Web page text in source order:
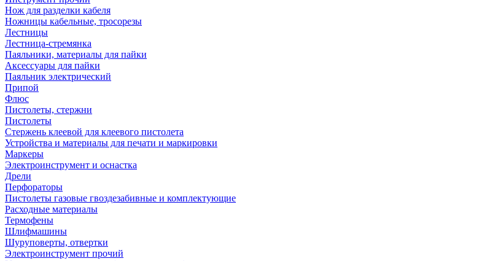
Нож для разделки кабеля
Ножницы кабельные, тросорезы
Лестницы
Лестница-стремянка
Паяльники, материалы для пайки
Аксессуары для пайки
Паяльник электрический
Припой
Флюс
Пистолеты, стержни
Пистолеты
Стержень клеевой для клеевого пистолета
Устройства и материалы для печати и маркировки
Маркеры
Электроинструмент и оснастка
Дрели
Перфораторы
Пистолеты газовые гвоздезабивные и комплектующие
Расходные материалы
Термофены
Шлифмашины
Шуруповерты, отвертки
Электроинструмент прочий